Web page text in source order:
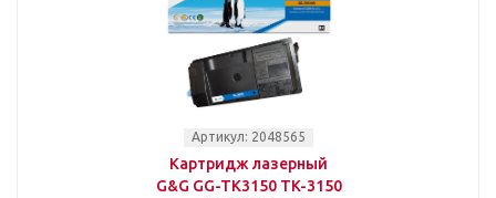
Артикул: 2048565
Картридж лазерный
G&G GG-TK3150 TK-3150